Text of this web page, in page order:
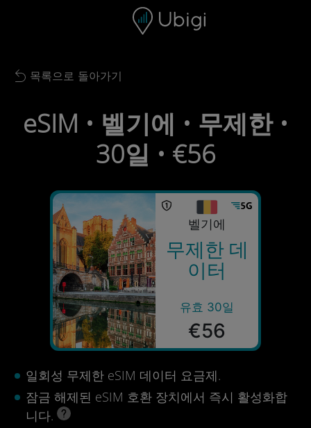
내비게이션 바 하단
Back to list
목록으로 돌아가기
eSIM • 벨기에 • 무제한 •
30일 • €56
벨기에
무제한 데
이터
유효 30일
€56
일회성 무제한 eSIM 데이터 요금제.
잠금 해제된 eSIM 호환 장치에서 즉시 활성화합
니다.